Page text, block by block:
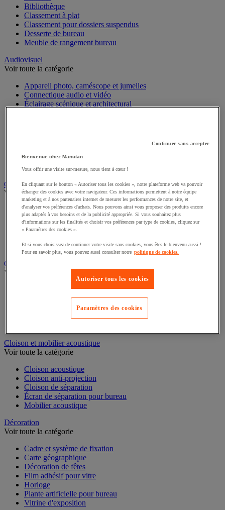
Armoire
Bibliothèque
Classement à plat
Classement pour dossiers suspendus
Desserte de bureau
Audiovisuel
Appareil photo, caméscope et jumelles
Connectique audio et vidéo
Sonorisation et enregistrement professionnels
Studio Web radio et vidéo
Système d'affichage dynamique et interactif
Chauffage, climatisation et traitement de l'air
Voir toute la catégorie
Chauffage
Climatiseur
Traitement de l'air
Ventilateur
Classement et archivage
Accessoires de classement pour le bureau
Boîte et caisse d'archives
Chemise et trieur
Dossier suspendu
Cloison et mobilier acoustique
Cloison acoustique
Cloison anti-projection
Cloison de séparation
Écran de séparation pour bureau
Décoration
Cadre et système de fixation
Carte géographique
Décoration de fêtes
Film adhésif pour vitre
Horloge
Plante artificielle pour bureau
Continuer sans accepter
Bienvenue chez Manutan
Vous offrir une visite sur-mesure, nous tient à cœur !
En cliquant sur le bouton « Autoriser tous les cookies », notre plateforme web va pouvoir
échanger des cookies avec votre navigateur. Ces informations permettent à notre équipe
marketing et à nos partenaires internet de mesurer les performances de notre site, et
d'analyser vos préférences d'achats. Nous pouvons ainsi vous proposer des produits encore
plus adaptés à vos besoins et de la publicité appropriée. Si vous souhaitez plus
d'informations sur les finalités et choisir vos préférences par type de cookies, cliquez sur
« Paramètres des cookies ».
Et si vous choisissez de continuer votre visite sans cookies, vous êtes le bienvenu aussi !
Pour en savoir plus, vous pouvez aussi consulter notre politique de cookies.
Autoriser tous les cookies
Paramètres des cookies